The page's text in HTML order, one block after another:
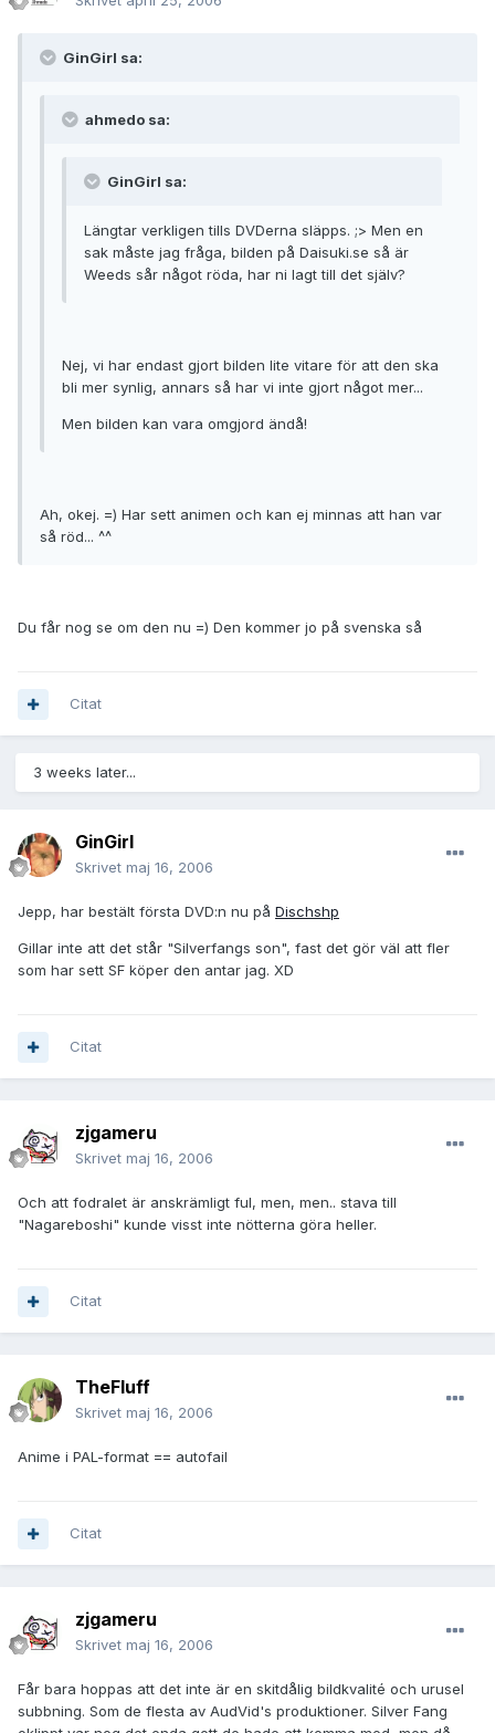
GinGirl sa:
ahmedo sa:
GinGirl sa:
Längtar verkligen tills DVDerna släpps. ;> Men en
sak måste jag fråga, bilden på Daisuki.se så är
Weeds sår något röda, har ni lagt till det själv?
Nej, vi har endast gjort bilden lite vitare för att den ska
bli mer synlig, annars så har vi inte gjort något mer...
Men bilden kan vara omgjord ändå!
Ah, okej. =) Har sett animen och kan ej minnas att han var
så röd... ^^
Du får nog se om den nu =) Den kommer jo på svenska så
Citat
3 weeks later...
GinGirl
Skrivet maj 16, 2006
Jepp, har bestält första DVD:n nu på Dischshp
Gillar inte att det står "Silverfangs son", fast det gör väl att fler
som har sett SF köper den antar jag. XD
Citat
zjgameru
Skrivet maj 16, 2006
Och att fodralet är anskrämligt ful, men, men.. stava till
"Nagareboshi" kunde visst inte nötterna göra heller.
Citat
TheFluff
Skrivet maj 16, 2006
Anime i PAL-format == autofail
Citat
zjgameru
Skrivet maj 16, 2006
Får bara hoppas att det inte är en skitdålig bildkvalité och urusel
subbning. Som de flesta av AudVid's produktioner. Silver Fang